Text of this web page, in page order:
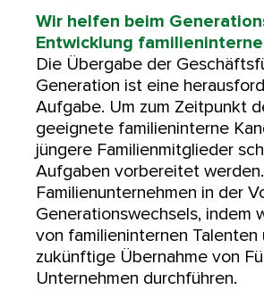
Wir helfen beim
Entwicklung
Die Übergabe der
Generation ist eine
Aufgabe. Um zum Zeitpunkt
geeignete familieninterne
jüngere Familienmitglieder
Aufgaben vorbereitet
Familienunternehmen in der
Generationswechsels, indem
von familieninternen
zukünftige Übernahme von
Unternehmen durchführen.